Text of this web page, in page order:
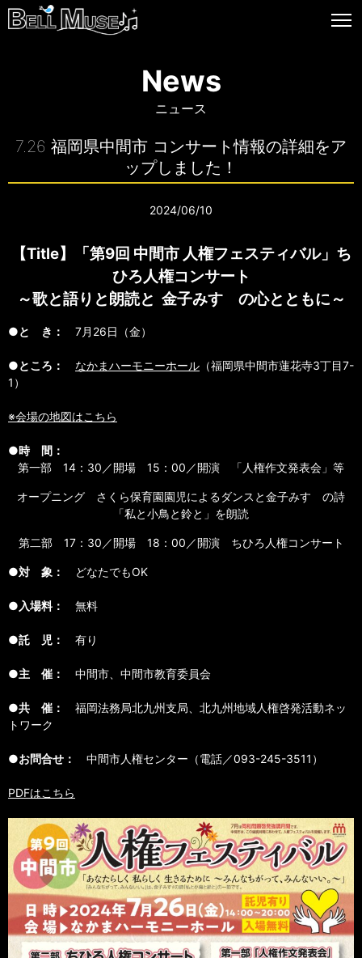
News
ニュース
7.26 福岡県中間市 コンサート情報の詳細をア
ップしました！
2024/06/10
【Title】「第9回 中間市 人権フェスティバル」ち
ひろ人権コンサート
～歌と語りと朗読と 金子みすゞの心とともに～
●と き： 7月26日（金）
●ところ： なかまハーモニーホール （福岡県中間市蓮花寺3丁目7-
1）
※会場の地図はこちら
●時 間：
第一部 14：30／開場 15：00／開演 「人権作文発表会」等
オープニング さくら保育園園児によるダンスと金子みすゞの詩
「私と小鳥と鈴と」を朗読
第二部 17：30／開場 18：00／開演 ちひろ人権コンサート
●対 象： どなたでもOK
●入場料： 無料
●託 児： 有り
●主 催： 中間市、中間市教育委員会
●共 催：
福岡法務局北九州支局、北九州地域人権啓発活動ネッ
トワーク
●お問合せ： 中間市人権センター（電話／093-245-3511）
PDFはこちら